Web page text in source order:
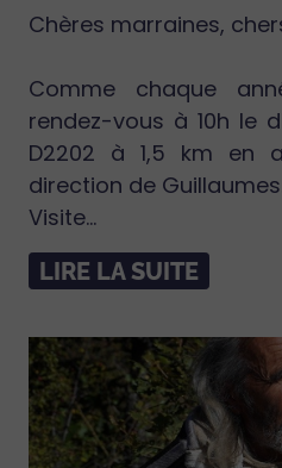
Chères marraines,
Comme chaque
rendez-vous à 10h le
D2202 à 1,5 km en
direction de
Visite...
LIRE LA SUITE